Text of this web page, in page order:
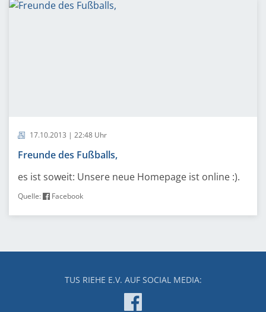
17.10.2013 | 22:48 Uhr
Freunde des Fußballs,
es ist soweit: Unsere neue Homepage ist online :).
Quelle: Facebook
TUS RIEHE E.V. AUF SOCIAL MEDIA: